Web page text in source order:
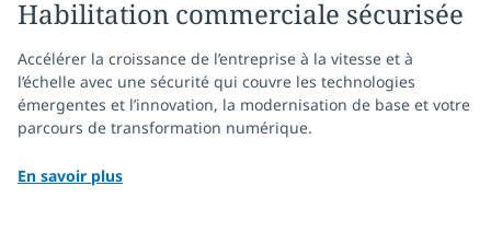
Habilitation commerciale sécurisée
Accélérer la croissance de l’entreprise à la vitesse et à
l’échelle avec une sécurité qui couvre les technologies
émergentes et l’innovation, la modernisation de base et votre
parcours de transformation numérique.
En savoir plus